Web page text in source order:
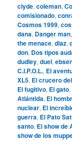
clyde,coleman,
comisionado,
Cosmos 1999,
dana, Danger man,
the menace,diaz,
don, Dos tipos
dudley,duel,
C.I.P.O.L., El
XL5, El crucero
El fugitivo, El gato,
Atlántida, El
nuclear, El
guerra, El Pato
santo, El show de
show de los